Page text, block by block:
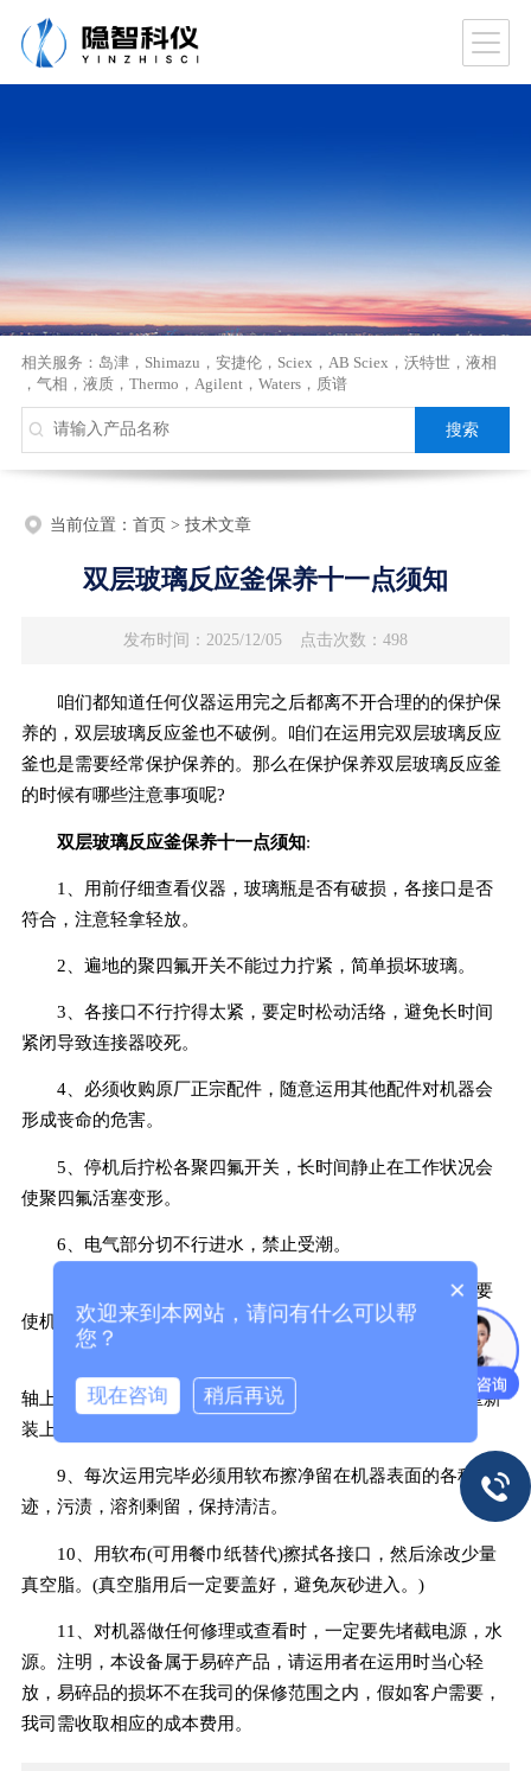
相关服务： 岛津， Shimazu ， 安捷伦， Sciex ， AB Sciex ， 沃特世， 液相
， 气相 ， 液质， Thermo ， Agilent ， Waters， 质谱
当前位置： 首页> 技术文章
双层玻璃反应釜保养十一点须知
发布时间：2025/12/05 点击次数：498
咱们都知道任何仪器运用完之后都离不开合理的的保护保
养的，双层玻璃反应釜也不破例。咱们在运用完双层玻璃反应
釜也是需要经常保护保养的。那么在保护保养双层玻璃反应釜
的时候有哪些注意事项呢?
双层玻璃反应釜保养十一点须知:
1、用前仔细查看仪器，玻璃瓶是否有破损，各接口是否
符合，注意轻拿轻放。
2、遍地的聚四氟开关不能过力拧紧，简单损坏玻璃。
3、各接口不行拧得太紧，要定时松动活络，避免长时间
紧闭导致连接器咬死。
4、必须收购原厂正宗配件，随意运用其他配件对机器会
形成丧命的危害。
5、停机后拧松各聚四氟开关，长时间静止在工作状况会
使聚四氟活塞变形。
6、电气部分切不行进水，禁止受潮。
7、先开电源开关，然后让机器由慢到快运转，停机时要
使机器处于停止状况，再关开关。
8、定时对密封圈进行清洁，方法是：取下密封圈，查看
轴上是否积有尘垢，用软布擦洁净，然后涂少量真空脂，重新
装上即可，保持轴与密封圈滑润。
9、每次运用完毕必须用软布擦净留在机器表面的各种油
迹，污渍，溶剂剩留，保持清洁。
10、用软布(可用餐巾纸替代)擦拭各接口，然后涂改少量
真空脂。(真空脂用后一定要盖好，避免灰砂进入。)
11、对机器做任何修理或查看时，一定要先堵截电源，水
源。注明，本设备属于易碎产品，请运用者在运用时当心轻
放，易碎品的损坏不在我司的保修范围之内，假如客户需要，
我司需收取相应的成本费用。
×
欢迎来到本网站，请问有什么可以帮
您？
现在咨询 稍后再说